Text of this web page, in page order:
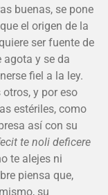
buenas, se pone
el origen de la
ser fuente de
agota y se da
fiel a la ley.
y por eso
estériles, como
así con su
te noli deficere
te alejes ni
piensa que,
su